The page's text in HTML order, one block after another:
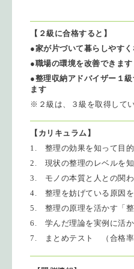
【２級に合格すると】
●家が片づいて暮らしやす
●職場の環境を改善できます
●整理収納アドバイザー１
ます
※ ２級は、３級を取得して
【カリキュラム】
1.
整理の効果を知って目
2.
現状の整理のレベルを
3.
モノの本質と人との関
4.
整理を妨げている原因
5.
整理の原理を活かす「整
6.
学んだ理論を実例に活
7.
まとめテスト （合格率